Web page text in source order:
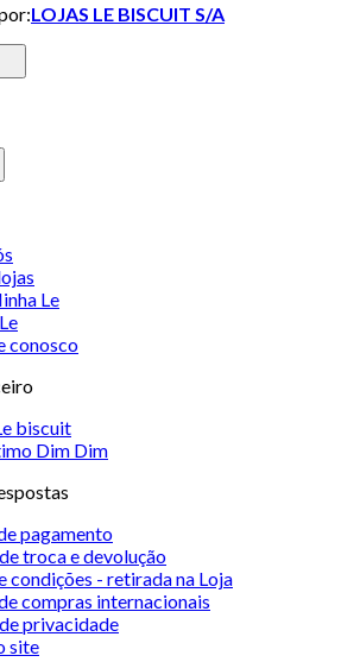
LOJAS LE BISCUIT S/A
Le
conosco
biscuit
Dim Dim
pagamento
troca e devolução
condições - retirada na Loja
compras internacionais
privacidade
site